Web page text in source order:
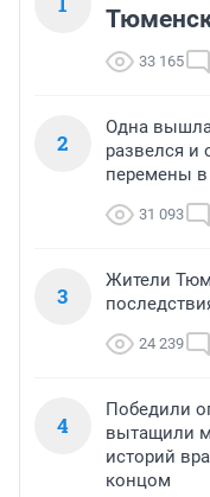
33 165
2
Одна
развелся и
перемены
31 093
3
Жители
24 239
4
Победили
вытащили
историй
концом